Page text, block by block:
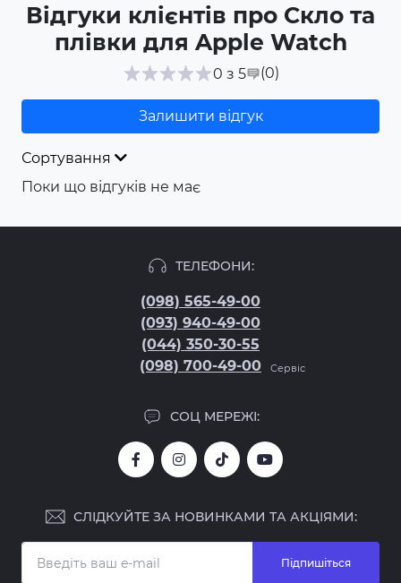
Відгуки клієнтів про Скло та
плівки для Apple Watch
0 з 5 (0)
Залишити відгук
Сортування
Поки що відгуків не має
ТЕЛЕФОНИ:
(098) 565-49-00
(093) 940-49-00
(044) 350-30-55
(098) 700-49-00
Сервіс
СОЦ МЕРЕЖІ:
СЛІДКУЙТЕ ЗА НОВИНКАМИ ТА АКЦІЯМИ:
Підпишіться